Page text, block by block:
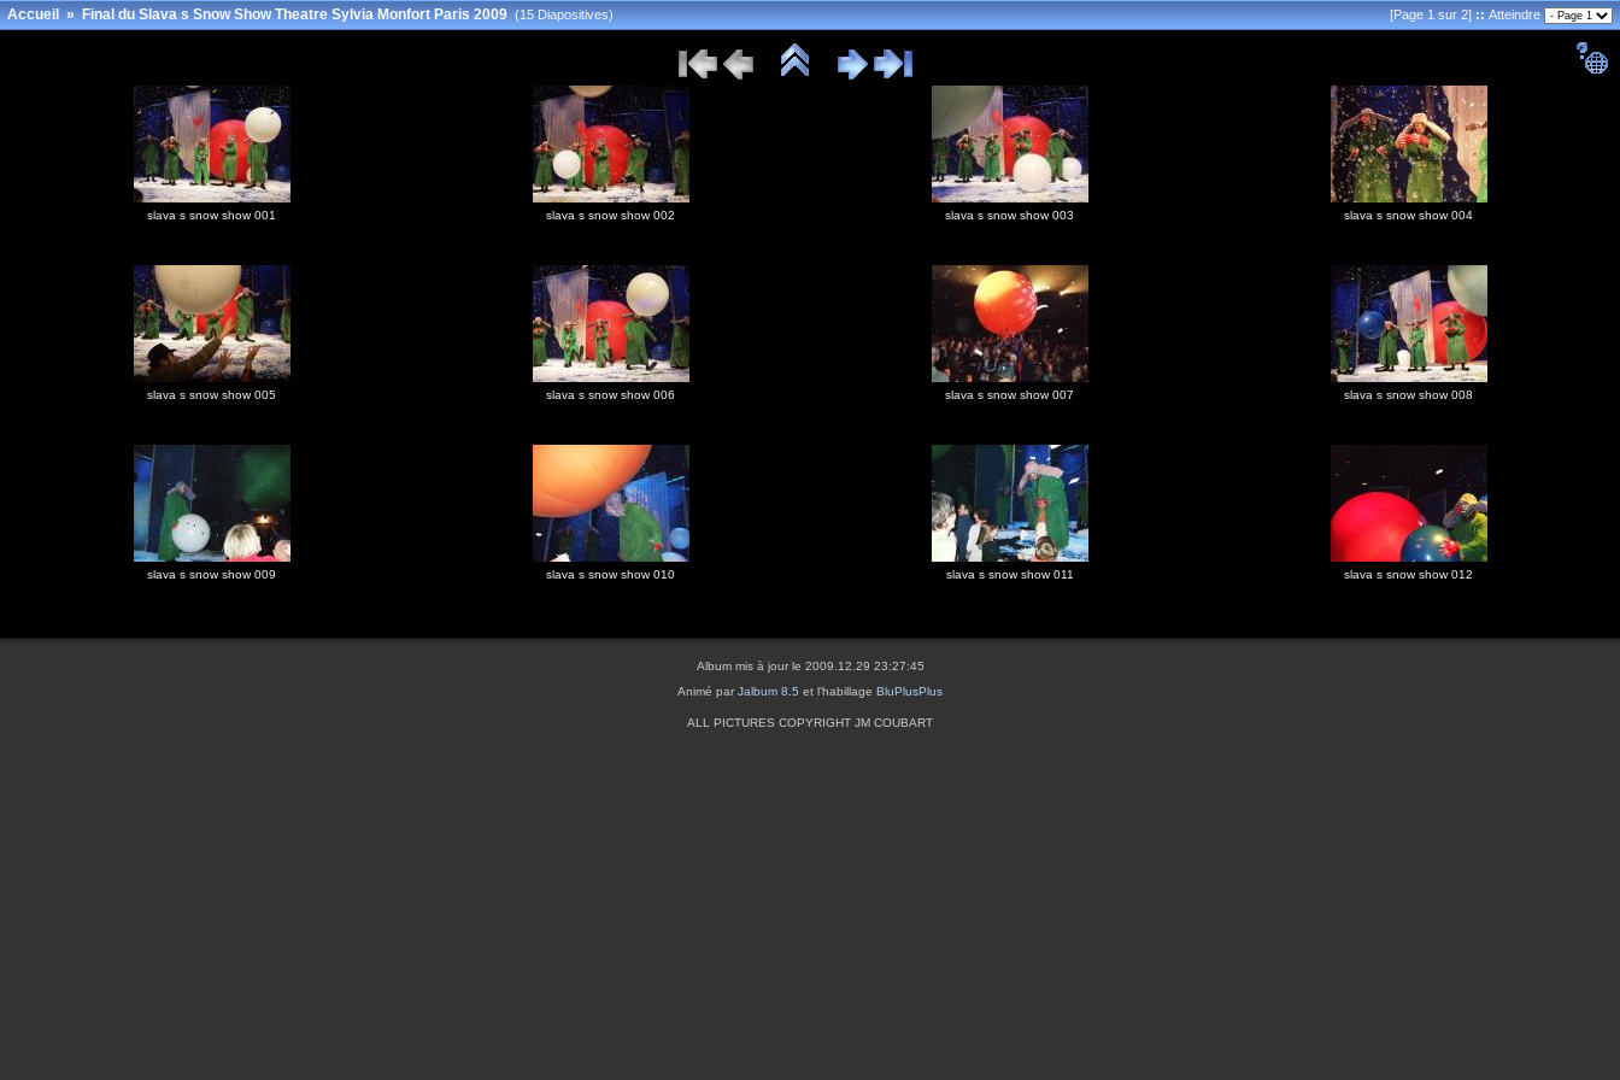
Accueil»Final du Slava s Snow Show Theatre Sylvia Monfort Paris 2009 (15 Diapositives) [Page 1 sur 2]::Atteindre
slava s snow show 001 slava s snow show 002 slava s snow show 003 slava s snow show 004
slava s snow show 005 slava s snow show 006 slava s snow show 007 slava s snow show 008
slava s snow show 009 slava s snow show 010 slava s snow show 011 slava s snow show 012
Album mis à jour le 2009.12.29 23:27:45
Animé par Jalbum 8.5 et l'habillage BluPlusPlus
ALL PICTURES COPYRIGHT JM COUBART